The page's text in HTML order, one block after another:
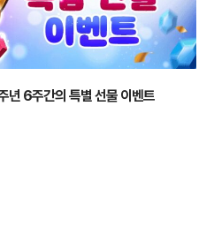
년 6주간의 특별 선물 이벤트